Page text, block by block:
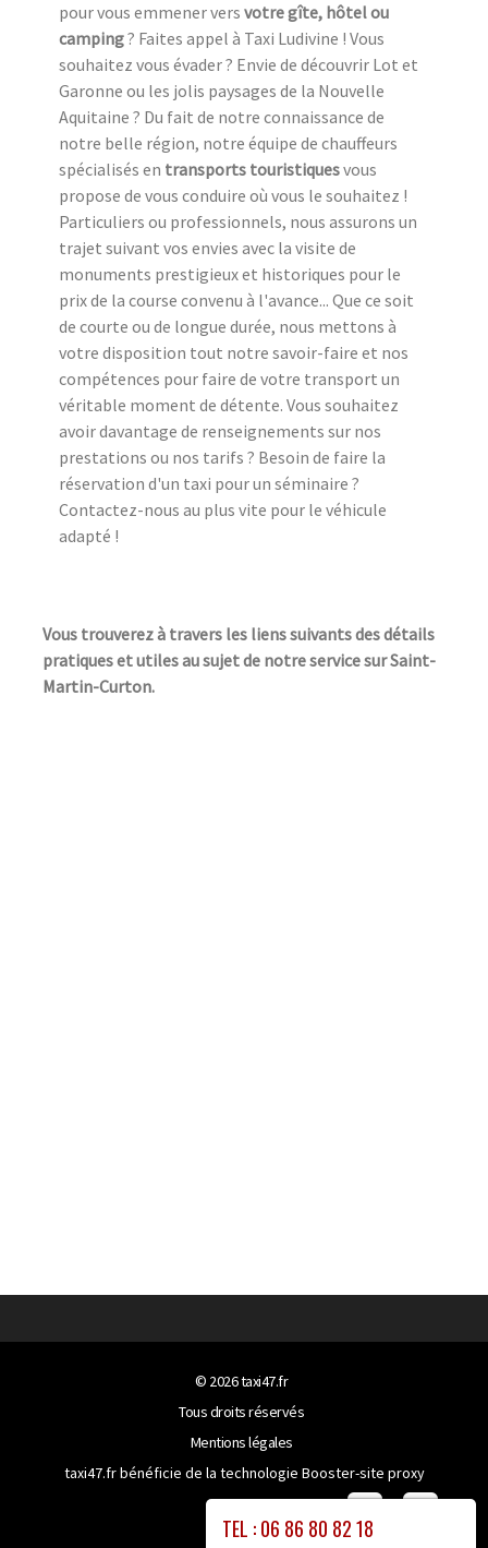
pour vous emmener vers votre gîte, hôtel ou
camping? Faites appel à Taxi Ludivine ! Vous
souhaitez vous évader ? Envie de découvrir Lot et
Garonne ou les jolis paysages de la Nouvelle
Aquitaine ? Du fait de notre connaissance de
notre belle région, notre équipe de chauffeurs
spécialisés en transports touristiquesvous
propose de vous conduire où vous le souhaitez !
Particuliers ou professionnels, nous assurons un
trajet suivant vos envies avec la visite de
monuments prestigieux et historiques pour le
prix de la course convenu à l'avance... Que ce soit
de courte ou de longue durée, nous mettons à
votre disposition tout notre savoir-faire et nos
compétences pour faire de votre transport un
véritable moment de détente. Vous souhaitez
avoir davantage de renseignements sur nos
prestations ou nos tarifs ? Besoin de faire la
réservation d'un taxi pour un séminaire ?
Contactez-nous au plus vite pour le véhicule
adapté !
Vous trouverez à travers les liens suivants des détails
pratiques et utiles au sujet de notre service sur Saint-
Martin-Curton.
TEL : 06 86 80 82 18
© 2026taxi47.fr
Tous droits réservés
Mentions légales
taxi47.fr bénéficie de la technologie Booster-site proxy